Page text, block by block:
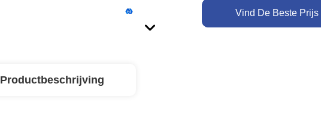
Vind De Beste Prijs
Productbeschrijving